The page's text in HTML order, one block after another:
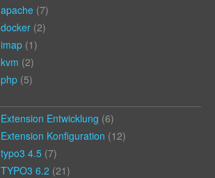
apache (7)
docker (2)
imap (1)
kvm (2)
php (5)
Extension Entwicklung (6)
Extension Konfiguration (12)
typo3 4.5 (7)
TYPO3 6.2 (21)